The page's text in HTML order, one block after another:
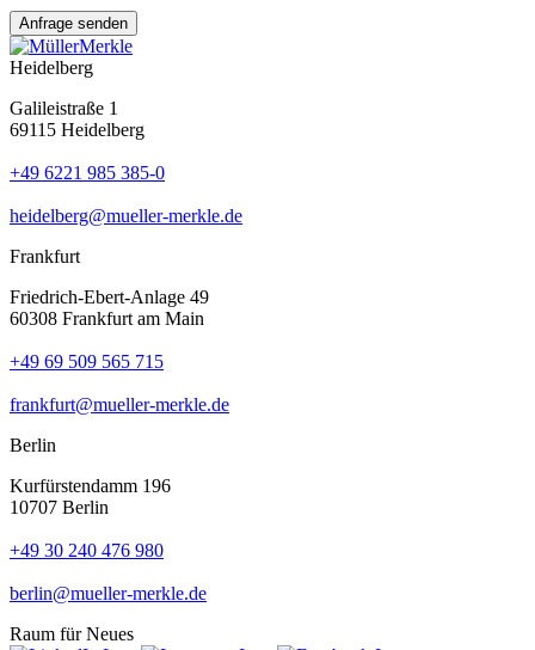
Heidelberg
Galileistraße 1
69115 Heidelberg
+49 6221 985 385-0
heidelberg@mueller-merkle.de
Frankfurt
Friedrich-Ebert-Anlage 49
60308 Frankfurt am Main
+49 69 509 565 715
frankfurt@mueller-merkle.de
Berlin
Kurfürstendamm 196
10707 Berlin
+49 30 240 476 980
berlin@mueller-merkle.de
Raum für Neues